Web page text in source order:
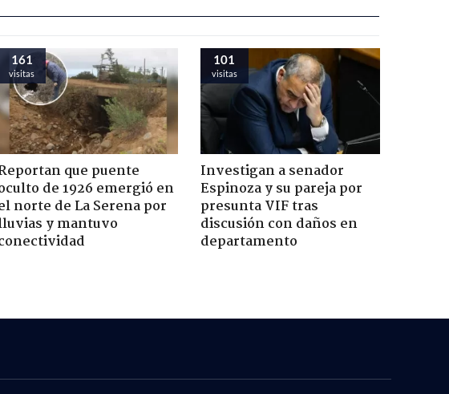
161
visitas
que puente
de 1926 emergió en
norte de La Serena por
y mantuvo
101
visitas
Investigan a senador
Espinoza y su pareja por
presunta VIF tras
discusión con daños en
departamento